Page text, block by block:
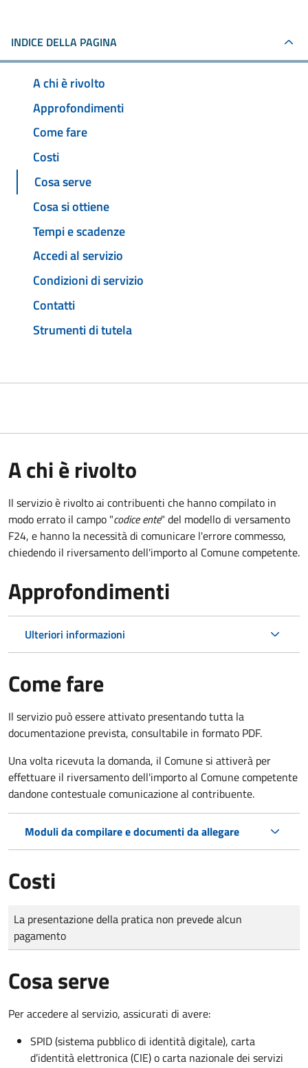
INDICE DELLA PAGINA
A chi è rivolto
Approfondimenti
Come fare
Costi
Cosa serve
Cosa si ottiene
Tempi e scadenze
Accedi al servizio
Condizioni di servizio
Contatti
Strumenti di tutela
A chi è rivolto
Il servizio è rivolto ai contribuenti che hanno compilato in
modo errato il campo "codice ente" del modello di versamento
F24, e hanno la necessità di comunicare l'errore commesso,
chiedendo il riversamento dell'importo al Comune competente.
Approfondimenti
Ulteriori informazioni
Come fare
Il servizio può essere attivato presentando tutta la
documentazione prevista, consultabile in formato PDF.
Una volta ricevuta la domanda, il Comune si attiverà per
effettuare il riversamento dell'importo al Comune competente
dandone contestuale comunicazione al contribuente.
Moduli da compilare e documenti da allegare
Costi
Tipo di pagamento
Importo
La presentazione della pratica non prevede alcun
pagamento
Cosa serve
Per accedere al servizio, assicurati di avere:
SPID (sistema pubblico di identità digitale), carta
d’identità elettronica (CIE) o carta nazionale dei servizi